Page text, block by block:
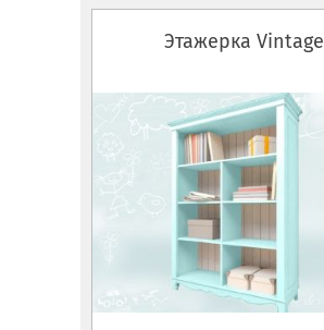
Этажерка Vintage